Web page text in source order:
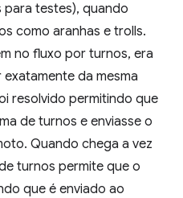
para testes), quando
como aranhas e trolls.
no fluxo por turnos, era
da mesma
resolvido permitindo que
de turnos e enviasse o
Quando chega a vez
turnos permite que o
que é enviado ao